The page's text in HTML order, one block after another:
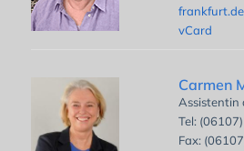
frankfurt.de
vCard
Carmen
Assistentin
Tel:
Fax: